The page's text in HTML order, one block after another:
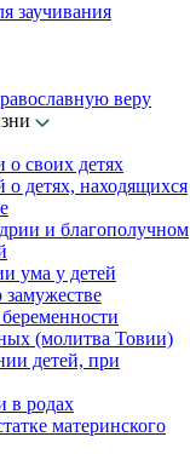
заучивания
веру
о своих детях
о детях, находящихся
и благополучном
ума у детей
(молитва Товии)
детей, при
в родах
материнского